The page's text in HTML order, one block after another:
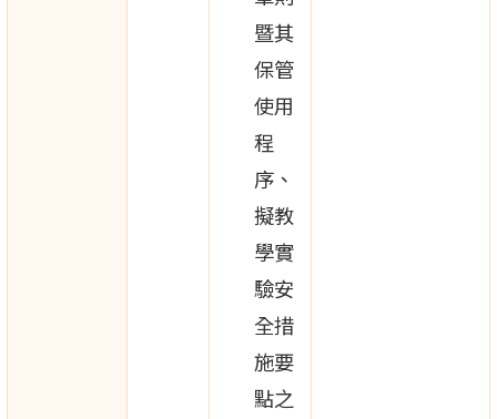
暨其
保管
使用
程
序、
擬教
學實
驗安
全措
施要
點之